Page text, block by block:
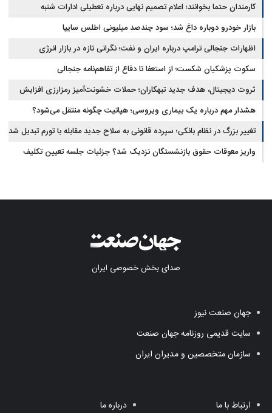
کارمندان حتما بخوانند؛ اعلام تصمیم نهایی درباره تعطیلی ادارات شنبه
بازار خودرو دوباره داغ شد؛ سود چندصد میلیونی اطلس سایپا
اظهارات جنجالی ترامپ درباره ایران و نفت؛ نگرانی تازه در بازار انرژی
سکوت پزشکیان شکست؛ از استعفا تا دفاع از تفاهم‌نامه جنجالی
ثروت دیجیتال، هدف جدید تبهکاران؛ حملات خشونت‌آمیز رمزارزی افزایش
یافت
هشدار مهم درباره یک بیماری ویروسی؛ هپاتیت چگونه منتقل می‌شود؟
تغییر بزرگ در نظام بانکی؛ سپرده قانونی به سلاح جدید مقابله با تورم تبدیل شد
واریز معوقات حقوق بازنشستگان نزدیک شد؟ جزئیات جلسه تعیین تکلیف
صدای بخش خصوصی ایران
جهان صنعت نیوز
سایت قدیمی روزنامه جهان صنعت
سازمان متخصصین و مدیران ایران
ارتباط با ما درباره ما